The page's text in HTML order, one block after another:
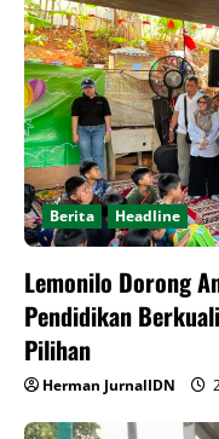
Berita Headline
Lemonilo Dorong
Pendidikan
Pilihan
Herman JurnalIDN